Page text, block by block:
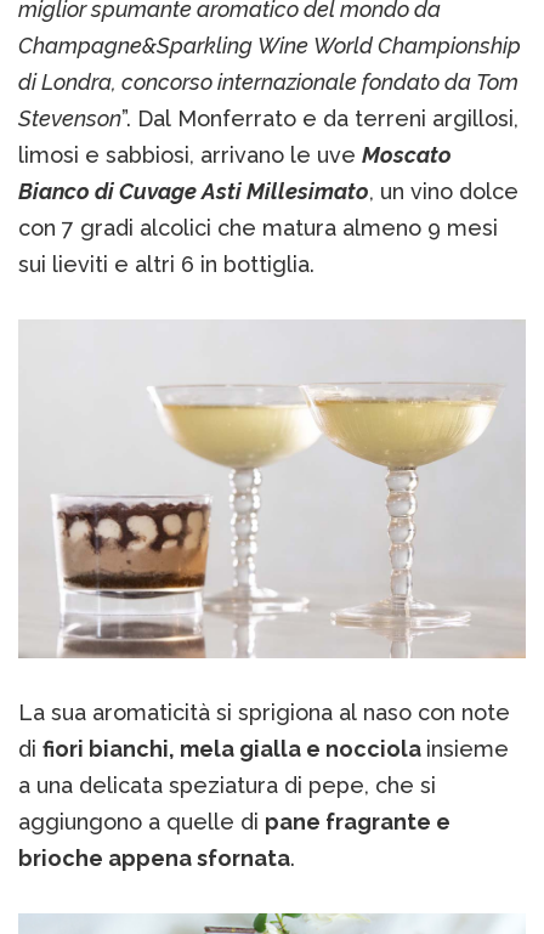
miglior spumante aromatico del mondo da
Champagne&Sparkling Wine World Championship
di Londra, concorso internazionale fondato da Tom
Stevenson”. Dal Monferrato e da terreni argillosi,
limosi e sabbiosi, arrivano le uve Moscato
Bianco di Cuvage Asti Millesimato, un vino dolce
con 7 gradi alcolici che matura almeno 9 mesi
sui lieviti e altri 6 in bottiglia.
La sua aromaticità si sprigiona al naso con note
di fiori bianchi, mela gialla e nocciola insieme
a una delicata speziatura di pepe, che si
aggiungono a quelle di pane fragrante e
brioche appena sfornata.